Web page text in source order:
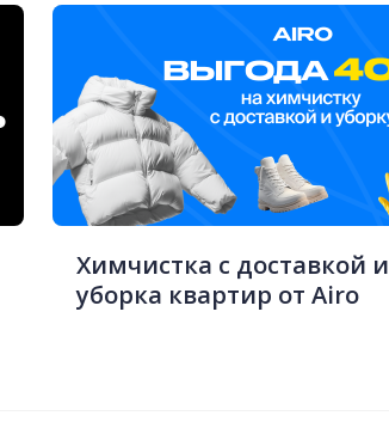
Химчистка с доставкой и
уборка квартир от Airo